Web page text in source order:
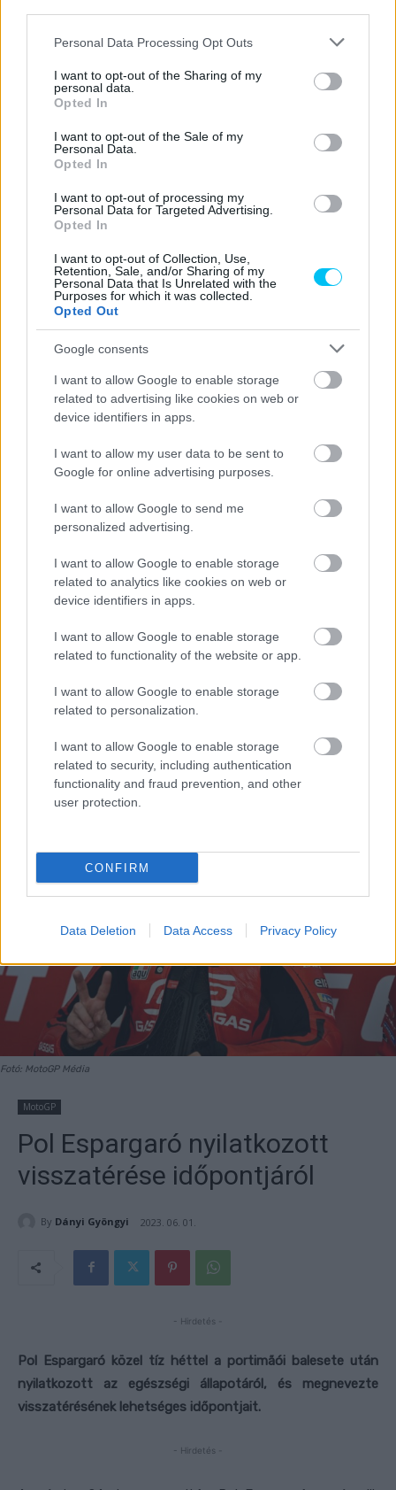
Please note that this website/app uses one or more Google
not limited to your visit or usage behaviour. You may click to
grant or deny consent to Google and its third-party tags to
use your data for below specified purposes in below Google
consent section.
Personal Data Processing Opt Outs
I want to opt-out of the Sharing of my
personal data.
Opted In
I want to opt-out of the Sale of my
Personal Data.
Opted In
I want to opt-out of processing my
Personal Data for Targeted Advertising.
Opted In
I want to opt-out of Collection, Use,
Retention, Sale, and/or Sharing of my
Personal Data that Is Unrelated with the
Purposes for which it was collected.
Opted Out
Google consents
I want to allow Google to enable storage
related to advertising like cookies on web or
device identifiers in apps.
I want to allow my user data to be sent to
Google for online advertising purposes.
I want to allow Google to send me
personalized advertising.
I want to allow Google to enable storage
related to analytics like cookies on web or
device identifiers in apps.
I want to allow Google to enable storage
related to functionality of the website or app.
I want to allow Google to enable storage
related to personalization.
I want to allow Google to enable storage
related to security, including authentication
functionality and fraud prevention, and other
user protection.
CONFIRM
Data Deletion Data Access Privacy Policy
Valentino Rossi féltestvére így jelenleg a tabella hatodik
helyén áll 54 ponttal. Ahogyan a mezőnyben oly sokan, a
jelenteni, hiszen jövő héten Mugellóba látogat a mezőny.
CIMKÉK Dani Pedrosa KK Luca Marini
Marco Bezzecchi
MotoGP
Spanyol Nagydíj
Előző cikk
Pol Espargaró nyilatkozott
visszatérése időpontjáról
Következő cikk
Marc Márquez a Ducatinál? –
reagált az olaszok vezére
Sebők Máté
- Advertisment -